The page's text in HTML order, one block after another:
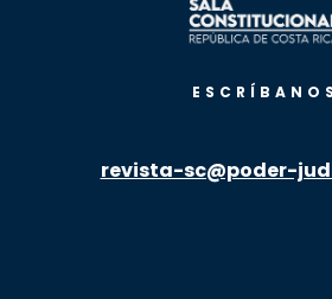
ESCRÍBANOS
revista-sc@poder-